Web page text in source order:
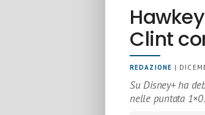
Clint
REDAZIONE |
Su Disney+ ha
nelle puntata